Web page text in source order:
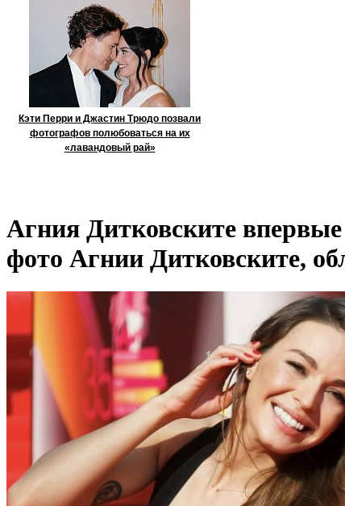
Кэти Перри и Джастин Трюдо позвали
фотографов полюбоваться на их
«лавандовый рай»
Агния Дитковските
фото Агнии Дитковските,